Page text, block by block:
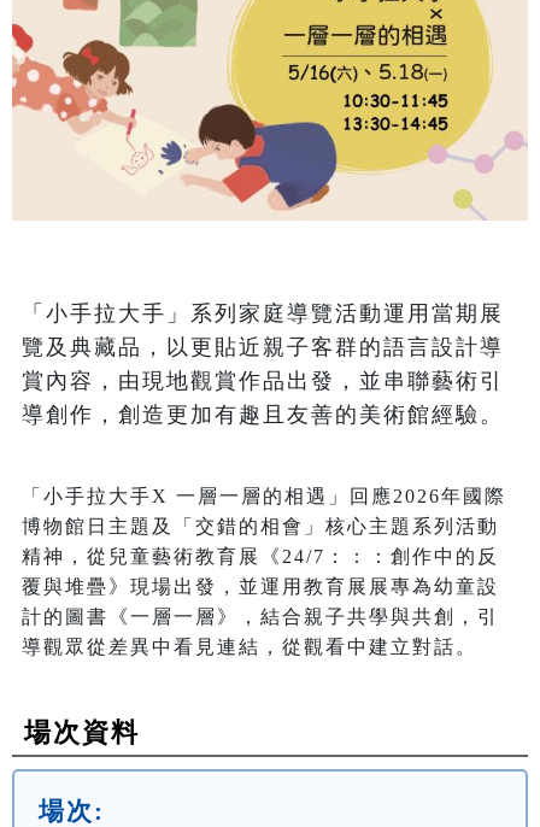
「小手拉大手」系列家庭導覽活動運用當期展
覽及典藏品，以更貼近親子客群的語言設計導
賞內容，由現地觀賞作品出發，並串聯藝術引
「小手拉大手X 一層一層的相遇」回應2026年國際
博物館日主題及「交錯的相會」核心主題系列活動
精神，從兒童藝術教育展《24/7：：：創作中的反
覆與堆疊》現場出發，並運用教育展展專為幼童設
計的圖書《一層一層》，結合親子共學與共創，引
導觀眾從差異中看見連結，從觀看中建立對話。
場次資料
場次: